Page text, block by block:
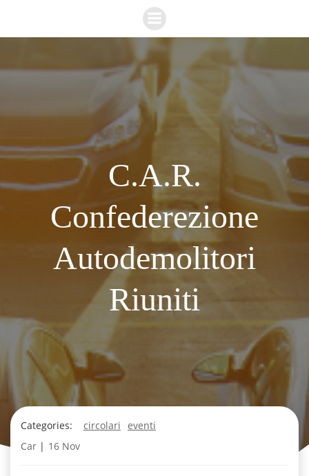
Vai
al
contenuto
C.A.R.
Confederezione
Autodemolitori
Riuniti
Categories: circolari eventi
Car | 16 Nov